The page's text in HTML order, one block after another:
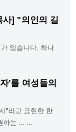
사] "의인의 길
있습니다. 하나
'를 여성들의
"라고 표현한 한
는 ... ...